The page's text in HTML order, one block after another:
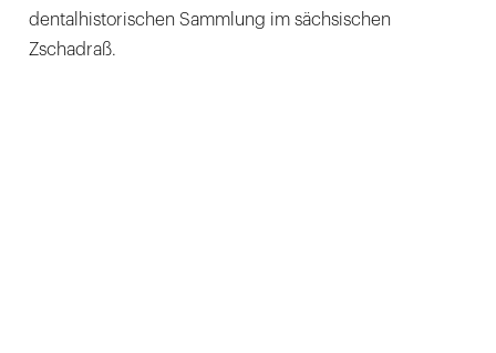
dentalhistorischen Sammlung im sächsischen
Zschadraß.